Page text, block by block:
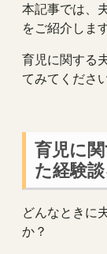
本記事では、
をご紹介します
育児に関する
てみてください
育児に
た経験
どんなときに
か？